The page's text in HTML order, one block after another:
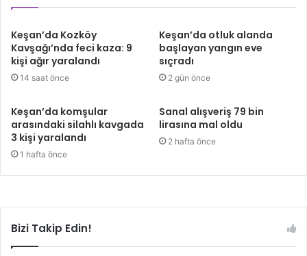
Keşan’da Kozköy
Kavşağı’nda feci kaza: 9
kişi ağır yaralandı
14 saat önce
Keşan’da otluk alanda
başlayan yangın eve
sıçradı
2 gün önce
Keşan’da komşular
arasındaki silahlı kavgada
3 kişi yaralandı
1 hafta önce
Sanal alışveriş 79 bin
lirasına mal oldu
2 hafta önce
Bizi Takip Edin!